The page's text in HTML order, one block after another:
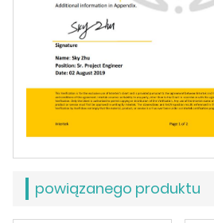
powiązanego produktu